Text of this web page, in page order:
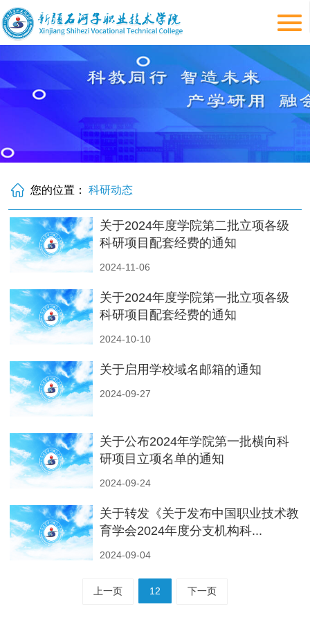
您的位置：科研动态
关于2024年度学院第二批立项各级
科研项目配套经费的通知
2024-11-06
关于2024年度学院第一批立项各级
科研项目配套经费的通知
2024-10-10
关于启用学校域名邮箱的通知
2024-09-27
关于公布2024年学院第一批横向科
研项目立项名单的通知
2024-09-24
关于转发《关于发布中国职业技术教
育学会2024年度分支机构科...
2024-09-04
上一页 12 下一页